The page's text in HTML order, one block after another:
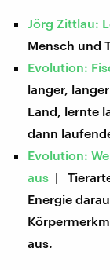
Jörg Zittlau:
Mensch und
Evolution:
langer,
Land, lernte
dann
Evolution:
aus |
Energie
aus.